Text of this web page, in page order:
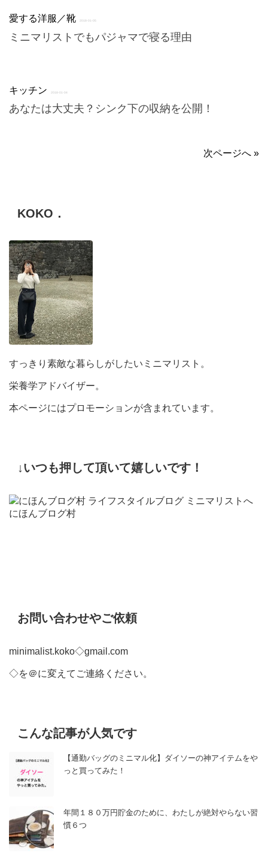
愛する洋服／靴 2018-01-05
ミニマリストでもパジャマで寝る理由
キッチン 2018-01-04
あなたは大丈夫？シンク下の収納を公開！
次ページへ »
KOKO．
すっきり素敵な暮らしがしたいミニマリスト。
栄養学アドバイザー。
本ページにはプロモーションが含まれています。
↓いつも押して頂いて嬉しいです！
にほんブログ村
お問い合わせやご依頼
minimalist.koko◇gmail.com
◇を＠に変えてご連絡ください。
こんな記事が人気です
【通勤バッグのミニマル化】ダイソーの神アイテムをや
っと買ってみた！
年間１８０万円貯金のために、わたしが絶対やらない習
慣６つ